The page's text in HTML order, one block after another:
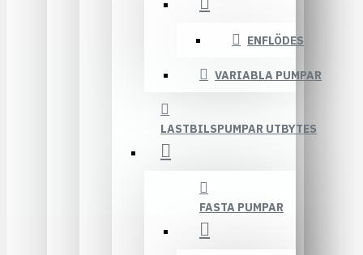
ENFLÖDES
VARIABLA PUMPAR
LASTBILSPUMPAR UTBYTES
FASTA PUMPAR